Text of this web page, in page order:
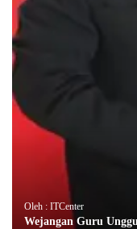
Oleh : ITCenter
Wejangan Guru